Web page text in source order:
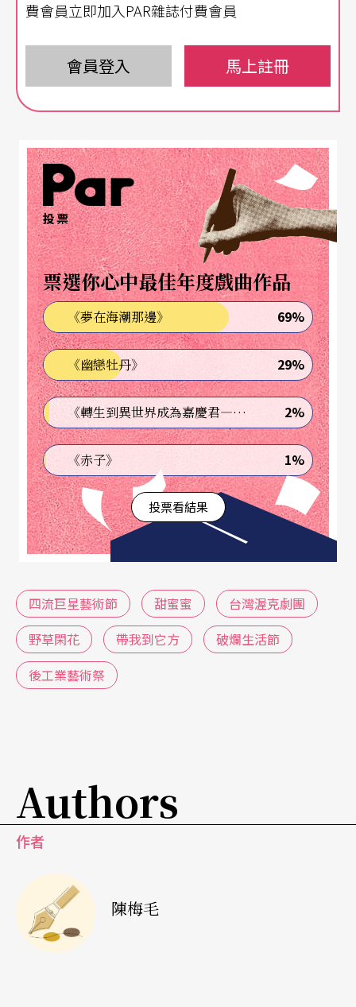
踐著一種「人民劇院」──直接、無矯飾、無威權
在這裡，觀衆可以看見拼命要把自己掩藏起來卻注
定失敗的工作人員，也可以質疑編導的作品企圖，
來。總之就在這裡。
去年的五月初到九月初，十六個週末，上演了十六
個小劇場作品。共五十九場次，二一八四人次。這
些數字，就是在台灣渥克劇團的咖啡劇場所舉辦的
四流巨星藝術節」所有的數據。
事實上，十六個小劇場作品，可能在今年的小劇場
總產量中，至少佔四成。如果說，這樣一種卯力硬
幹的實踐所代表的意義是某種樂觀的小劇場復興
論，似乎未嘗不可，但是我們卻無法確切知道，此
種復興的現象能夠維持多久？
更進一步的說，若沒有文化環境的配合改變，這一
切，是不是又是一群小劇場工作者在一九九五年的
短暫狂飆。之後，不過又是一個相同冷酷的世界橫
亙在我們之前呢？
如果，文化體制依舊沒有改變的話。
少於一秒鐘的短暫光圈
突然就想到從前主持MTV節目的石村──怪頭怪造
型唱怪歌的超級另類。但對一般人而言，他卻又不
郞相類似的存在）。
費會員立即加入PAR雜誌付費會員
會員登入 馬上註冊
投票
票選你心中最佳年度戲曲作品
《夢在海潮那邊》 69%
《幽戀牡丹》 29%
《轉生到異世界成為嘉慶君—發現我的祖先是詐騙集團!?》 2%
《赤子》 1%
投票看結果
四流巨星藝術節 甜蜜蜜
台灣渥克劇團
野草閑花
帶我到它方
破爛生活節
後工業藝術祭
Authors
作者
陳梅毛